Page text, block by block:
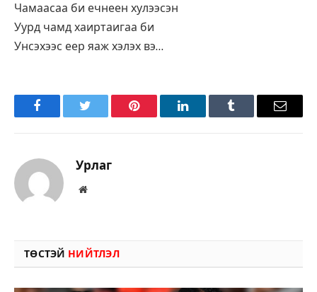
Чамаасаа би ечнеен хулээсэн
Уурд чамд хаиртаигаа би
Унсэхээс еер яаж хэлэх вэ…
FacebookTwitter Pinterest LinkedInTumblr Имэйл
Урлаг
Вэбсайт
ТӨСТЭЙ НИЙТЛЭЛ